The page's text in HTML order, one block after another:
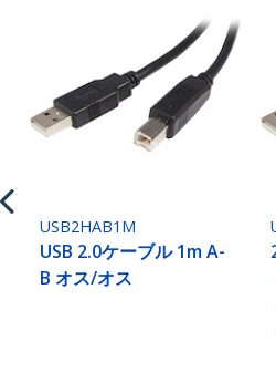
USB2HAB1M
USB 2.0ケーブル 1m A-
B オス/オス